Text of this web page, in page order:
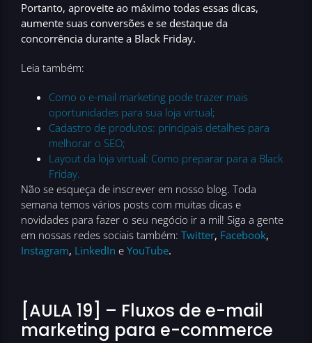
Portanto, aproveite ao máximo todas essas dicas,
aumente suas conversões e se destaque da
concorrência durante a Black Friday.
Leia também:
Como o e-mail marketing pode trazer mais
oportunidades para sua loja virtual;
Cadastro de produtos: principais detalhes para
melhorar o SEO;
Layout da loja virtual: Como preparar para a Black
Friday.
Não se esqueça de inscrever em nosso blog. Toda
semana temos vários posts com muitas dicas e
novidades para fazer o seu negócio ir a mil! Siga a gente
em nossas redes sociais também: Twitter, Facebook,
Instagram, LinkedIn e YouTube.
[AULA 19] – Fluxos de e-mail
marketing para e-commerce